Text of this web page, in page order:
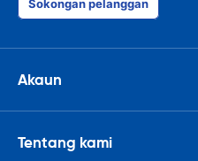
Sokongan pelanggan
Akaun
Tentang kami